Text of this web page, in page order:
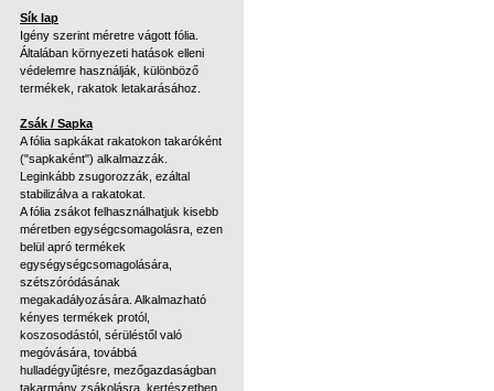
Sík lap
Igény szerint méretre vágott fólia.
Általában környezeti hatások elleni
védelemre használják, különböző
termékek, rakatok letakarásához.
Zsák / Sapka
A fólia sapkákat rakatokon takaróként
("sapkaként") alkalmazzák.
Leginkább zsugorozzák, ezáltal
stabilizálva a rakatokat.
A fólia zsákot felhasználhatjuk kisebb
méretben egységcsomagolásra, ezen
belül apró termékek
egységységcsomagolására,
szétszóródásának
megakadályozására. Alkalmazható
kényes termékek protól,
koszosodástól, sérüléstől való
megóvására, továbbá
hulladégyűjtésre, mezőgazdaságban
takarmány zsákolásra, kertészetben